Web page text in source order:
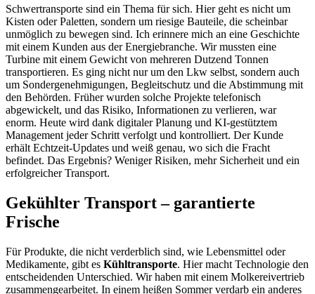
Schwertransporte sind ein Thema für sich. Hier geht es nicht um
Kisten oder Paletten, sondern um riesige Bauteile, die scheinbar
unmöglich zu bewegen sind. Ich erinnere mich an eine Geschichte
mit einem Kunden aus der Energiebranche. Wir mussten eine
Turbine mit einem Gewicht von mehreren Dutzend Tonnen
transportieren. Es ging nicht nur um den Lkw selbst, sondern auch
um Sondergenehmigungen, Begleitschutz und die Abstimmung mit
den Behörden. Früher wurden solche Projekte telefonisch
abgewickelt, und das Risiko, Informationen zu verlieren, war
enorm. Heute wird dank digitaler Planung und KI-gestütztem
Management jeder Schritt verfolgt und kontrolliert. Der Kunde
erhält Echtzeit-Updates und weiß genau, wo sich die Fracht
befindet. Das Ergebnis? Weniger Risiken, mehr Sicherheit und ein
erfolgreicher Transport.
Gekühlter Transport – garantierte
Frische
Für Produkte, die nicht verderblich sind, wie Lebensmittel oder
Medikamente, gibt es Kühltransporte. Hier macht Technologie den
entscheidenden Unterschied. Wir haben mit einem Molkereivertrieb
zusammengearbeitet. In einem heißen Sommer verdarb ein anderes